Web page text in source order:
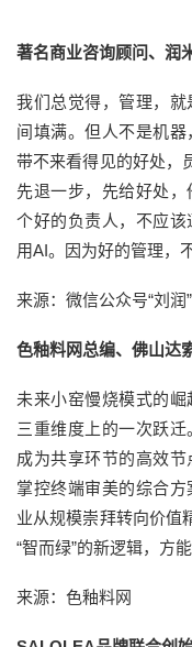
著名商业咨询顾问、润
我们总觉得，管理，
间填满。但人不是机
带不来看得见的好处，
先退一步，先给好处
个好的负责人，不应
用AI。因为好的管理，
来源：微信公众号“刘润”
色釉料网总编、佛山达
未来小窑慢烧模式的
三重维度上的一次跃
成为共享环节的高效
掌控终端审美的综合
业从规模崇拜转向价值
“智而绿”的新逻辑，方
来源：色釉料网